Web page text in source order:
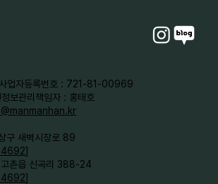
업자등록번호 : 721-81-00969
보관리책임자 : 홍태호
구 새벽시장로 89
]
고촌읍 신곡리 388-24
]